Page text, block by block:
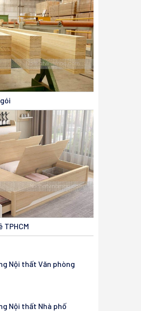
TPHCM
Nội thất Văn phòng
Nội thất Nhà phố